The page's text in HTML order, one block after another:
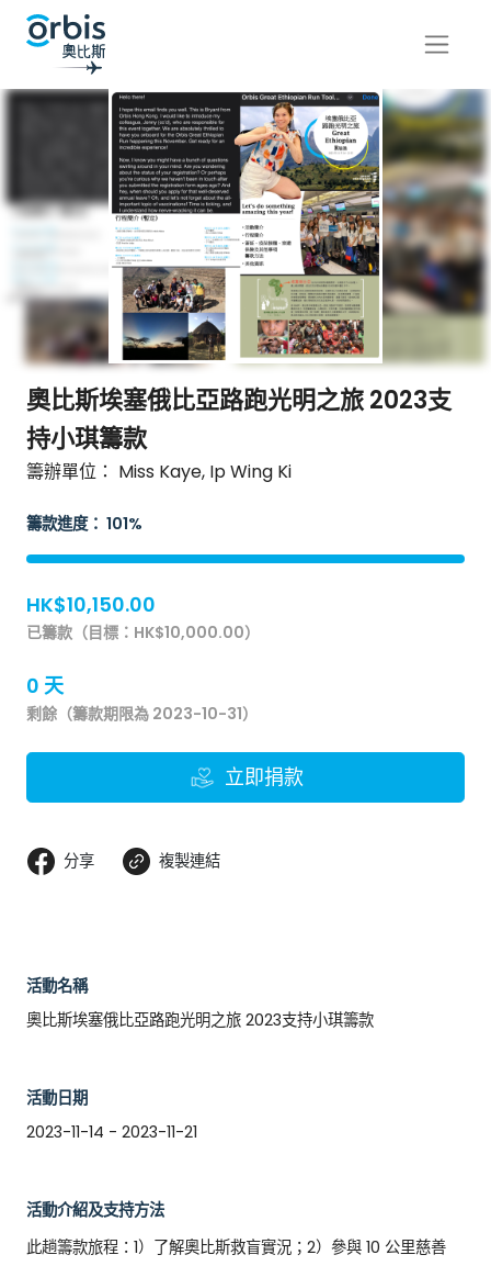
奧比斯埃塞俄比亞路跑光明之旅 2023支
持小琪籌款
籌辦單位： Miss Kaye, Ip Wing Ki
籌款進度： 101%
HK$10,150.00
已籌款（目標：HK$10,000.00）
0 天
剩餘（籌款期限為 2023-10-31）
立即捐款
分享 複製連結
活動名稱
奧比斯埃塞俄比亞路跑光明之旅 2023支持小琪籌款
活動日期
2023-11-14 - 2023-11-21
活動介紹及支持方法
此趟籌款旅程：1）了解奧比斯救盲實況；2）參與 10 公里慈善